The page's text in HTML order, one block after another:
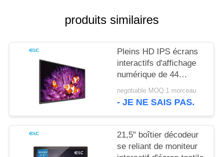
POLITIQUE
EN
MATIÈRE
PROTECTION
LA
produits similaires
Pleins HD IPS écrans
interactifs d'affichage
numérique de 44
pouces pour la réunion
de bureau
negotiable MOQ:1 morceau
- JE NE SAIS PAS.
21,5" boîtier décodeur
se reliant de moniteur